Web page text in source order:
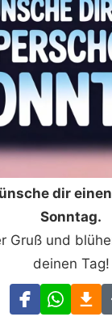
dir
Sonntag.
Gruß und
deinen Tag!